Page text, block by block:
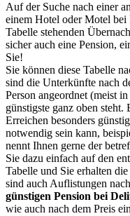
Auf der Suche nach einer
einem Hotel oder Motel
Tabelle stehenden
sicher auch eine Pension,
Sie!
Sie können diese Tabelle
sind die Unterkünfte nach
Person angeordnet (meist
günstigste ganz oben steht.
Erreichen besonders
notwendig sein kann,
nennt Ihnen gerne der
Sie dazu einfach auf den
Tabelle und Sie erhalten
sind auch Auflistungen
günstigen Pension bei
wie auch nach dem Preis